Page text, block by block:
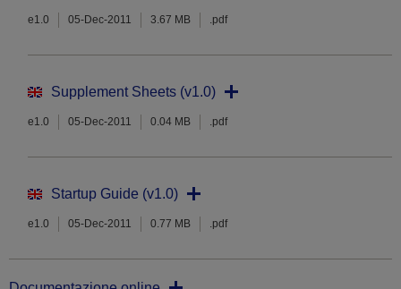
e1.0 05-Dec-2011 3.67 MB .pdf
Supplement Sheets (v1.0)
e1.0 05-Dec-2011 0.04 MB .pdf
Startup Guide (v1.0)
e1.0 05-Dec-2011 0.77 MB .pdf